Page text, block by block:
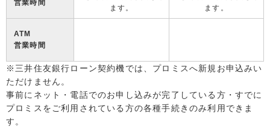
営業時間
ます。
ます。
ATM
営業時間
※三井住友銀行ローン契約機では、プロミスへ新規お申込みい
ただけません。
事前にネット・電話でのお申し込みが完了している方・すでに
プロミスをご利用されている方の各種手続きのみ利用できま
す。